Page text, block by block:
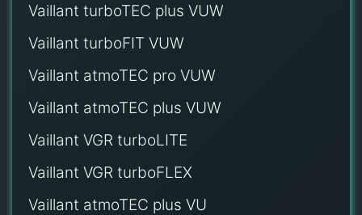
Vaillant turboTEC plus VUW
Vaillant turboFIT VUW
Vaillant atmoTEC pro VUW
Vaillant atmoTEC plus VUW
Vaillant VGR turboLITE
Vaillant VGR turboFLEX
Vaillant atmoTEC plus VU